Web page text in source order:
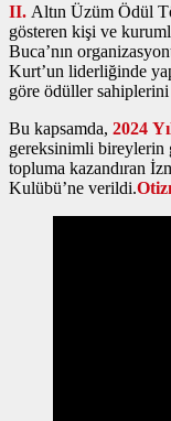
II. Altın Üzüm Ödül
gösteren kişi ve
Buca’nın
Kurt’un liderliğinde
göre ödüller
Bu kapsamda, 2024
gereksinimli bireylerin
topluma kazandıran
Kulübü’ne verildi.